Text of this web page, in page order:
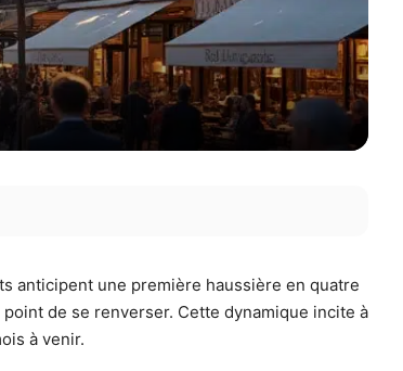
anticipent une première haussière en quatre
de se renverser. Cette dynamique incite à
à venir.